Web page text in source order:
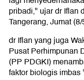
pribadi," ujar dr Iflan
Tangerang, Jumat
dr Iflan yang juga
Pusat Perhimpunan
(PP PDGKI)
faktor biologis imbas